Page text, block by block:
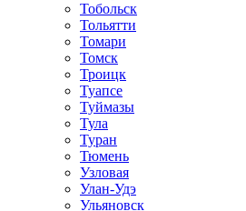
Тобольск
Тольятти
Томари
Томск
Троицк
Туапсе
Туймазы
Тула
Туран
Тюмень
Узловая
Улан-Удэ
Ульяновск